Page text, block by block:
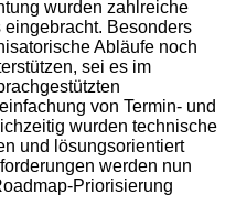
wurden zahlreiche
eingebracht. Besonders
Abläufe noch
sei es im
von Termin- und
wurden technische
und lösungsorientiert
werden nun
Priorisierung